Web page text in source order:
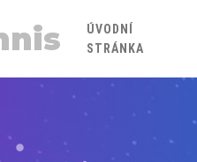
ÚVODNÍ
STRÁNKA